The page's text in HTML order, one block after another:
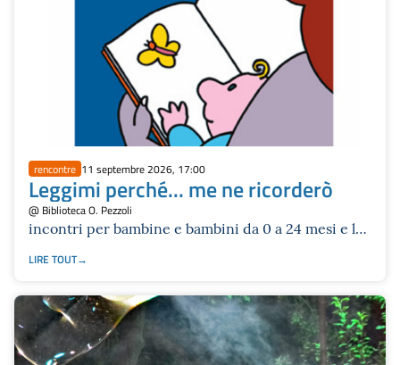
rencontre 11 septembre 2026, 17:00
Leggimi perché... me ne ricorderò
@ Biblioteca O. Pezzoli
incontri per bambine e bambini da 0 a 24 mesi e le
Leggere
LIRE TOUT